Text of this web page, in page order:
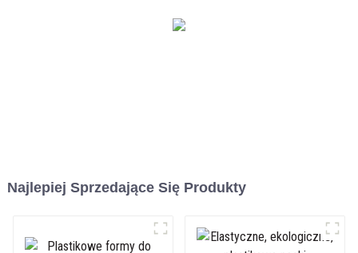
Najlepiej Sprzedające Się Produkty